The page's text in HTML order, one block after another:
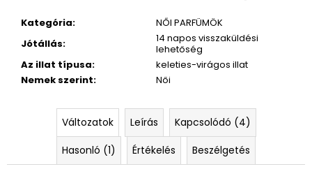
Kategória:
NŐI PARFÜMÖK
Jótállás:
14 napos visszaküldési
lehetőség
Az illat típusa:
keleties-virágos illat
Nemek szerint: Női
Változatok Leírás
Kapcsolódó (4)
Hasonló (1)
Értékelés Beszélgetés